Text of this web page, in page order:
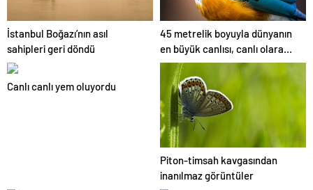
İstanbul Boğazı’nın asıl
sahipleri geri döndü
45 metrelik boyuyla dünyanın
en büyük canlısı, canlı olarak
bulundu!
Canlı canlı yem oluyordu
Piton-timsah kavgasından
inanılmaz görüntüler